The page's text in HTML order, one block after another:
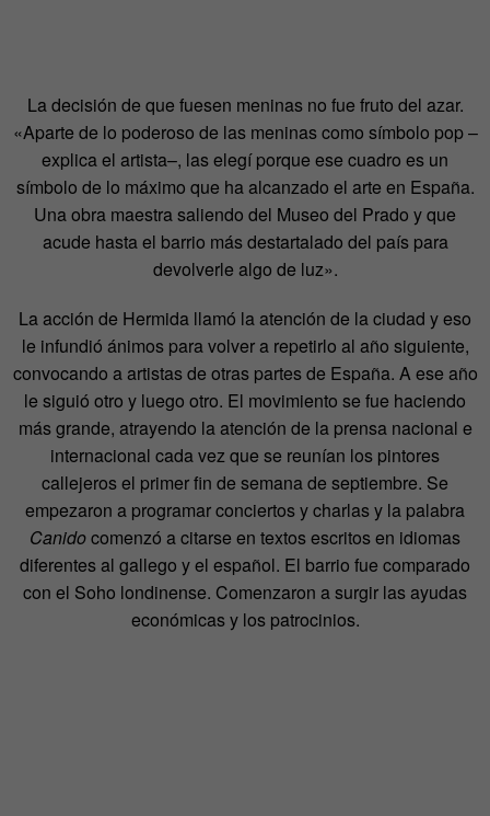
La decisión de que fuesen meninas no fue fruto del azar.
«Aparte de lo poderoso de las meninas como símbolo pop –
explica el artista–, las elegí porque ese cuadro es un
símbolo de lo máximo que ha alcanzado el arte en España.
Una obra maestra saliendo del Museo del Prado y que
acude hasta el barrio más destartalado del país para
devolverle algo de luz».
La acción de Hermida llamó la atención de la ciudad y eso
le infundió ánimos para volver a repetirlo al año siguiente,
convocando a artistas de otras partes de España. A ese año
le siguió otro y luego otro. El movimiento se fue haciendo
más grande, atrayendo la atención de la prensa nacional e
internacional cada vez que se reunían los pintores
callejeros el primer fin de semana de septiembre. Se
empezaron a programar conciertos y charlas y la palabra
Canidocomenzó a citarse en textos escritos en idiomas
diferentes al gallego y el español. El barrio fue comparado
con el Soho londinense. Comenzaron a surgir las ayudas
económicas y los patrocinios.